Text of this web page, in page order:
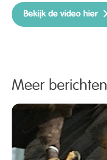
Bekijk de video hier
Meer berichten